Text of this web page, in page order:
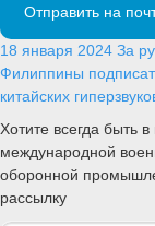
Отправить на
18 января 2024 За
Филиппины
китайских
Хотите всегда быть
международной
оборонной
рассылку